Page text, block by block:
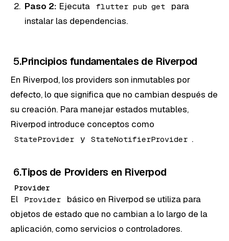
Paso 2: Ejecuta flutter pub get
para
instalar las dependencias.
5.Principios fundamentales de Riverpod
En Riverpod, los providers son inmutables por
defecto, lo que significa que no cambian después de
su creación. Para manejar estados mutables,
Riverpod introduce conceptos como
StateProvider y StateNotifierProvider .
6.Tipos de Providers en Riverpod
Provider
El Provider
básico en Riverpod se utiliza para
objetos de estado que no cambian a lo largo de la
aplicación, como servicios o controladores.